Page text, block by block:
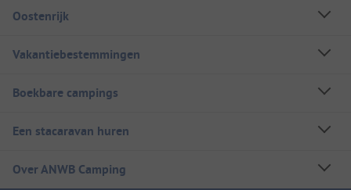
Oostenrijk
Vakantiebestemmingen
Boekbare campings
Een stacaravan huren
Over ANWB Camping